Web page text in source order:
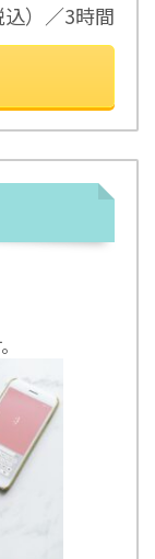
）／3時間